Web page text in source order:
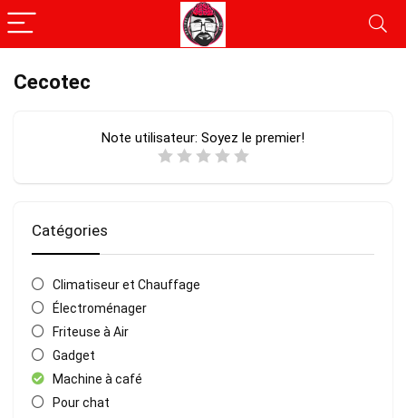
Cecotec
Note utilisateur: Soyez le premier!
Catégories
Climatiseur et Chauffage
Électroménager
Friteuse à Air
Gadget
Machine à café
Pour chat